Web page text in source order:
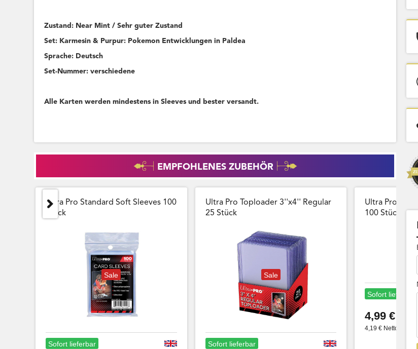
Zustand: Near Mint / Sehr guter Zustand
Set: Karmesin & Purpur: Pokemon Entwicklungen in Paldea
Sprache: Deutsch
Set-Nummer: verschiedene
Alle Karten werden mindestens in Sleeves und bester versandt.
EMPFOHLENES ZUBEHÖR
Ultra Pro Standard Soft Sleeves 100
Stück
Sale
Sofort lieferbar
Ultra Pro Toploader 3''x4'' Regular
25 Stück
Sale
Sofort lieferbar
Ultra Pro Card
100 Stück
Sofort lieferbar
4,99 €
4,19 € Netto